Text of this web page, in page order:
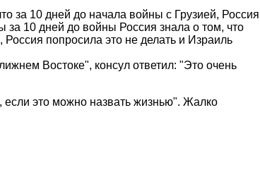
за 10 дней до начала войны с Грузией, Россия
за 10 дней до войны Россия знала о том, что
попросила это не делать и Израиль
Востоке", консул ответил: "Это очень
это можно назвать жизнью". Жалко